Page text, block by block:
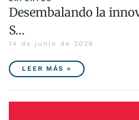
Desembalando la
S…
14 de junio de 2026
LEER MÁS »